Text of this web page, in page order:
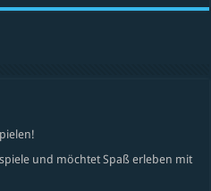
und möchtet Spaß erleben mit